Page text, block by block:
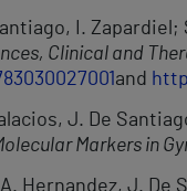
I.
Clinical and
and
J. De
Markers in
Hernandez, J.